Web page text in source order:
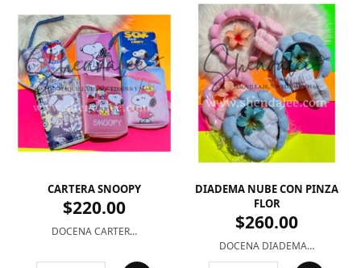
CARTERA SNOOPY
$220.00
DOCENA CARTER…
DIADEMA NUBE CON PINZA
FLOR
$260.00
DOCENA DIADEMA…